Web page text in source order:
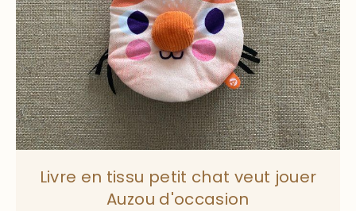
Livre en tissu petit chat veut jouer
Auzou d'occasion